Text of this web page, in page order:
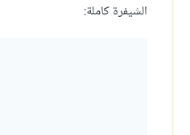
الشيفرة كاملة: